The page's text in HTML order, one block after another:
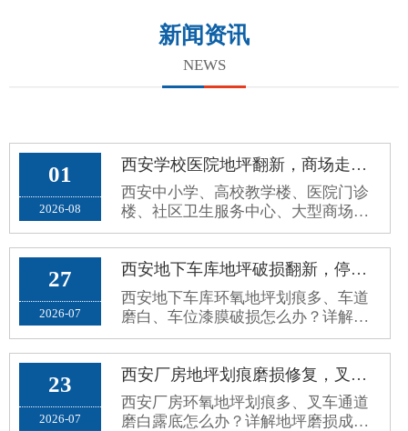
新闻资讯
NEWS
01
2026-08
西安学校医院地坪翻新，商场走廊公共区域环保防滑环氧地坪施工方案
西安中小学、高校教学楼、医院门诊
楼、社区卫生服务中心、大型商场超
市、写字楼公共走廊，属于高人流、
高频走动、全天候开放的公共区域。
原有普通水泥地面、老旧地砖、普通
环氧地面，使用久了容易出现地面起
砂起灰、划痕发黑、空鼓脱落、地面
打滑、污渍渗透、接缝藏污、颜色老
和厂···
27
2026-07
西安地下车库地坪破损翻新，停车场环氧地面车轮划痕、起灰病害处理方案
西安地下车库环氧地坪划痕多、车道
磨白、车位漆膜破损怎么办？详解停
车场地坪病害成因、修补误区与分区
耐磨翻新施工方案。
23
2026-07
西安厂房地坪划痕磨损修复，叉车通道环氧地面磨白露底翻新方案
西安厂房环氧地坪划痕多、叉车通道
磨白露底怎么办？详解地坪磨损成